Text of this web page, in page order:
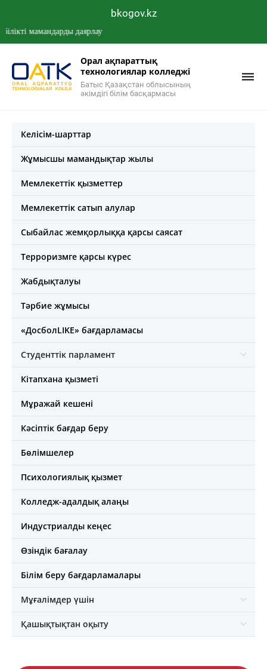
bkogov.kz
мамандарды даярлау
Орал ақпараттық
технологиялар колледжі
Батыс Қазақстан облысының
әкімдігі білім басқармасы
Келісім-шарттар
Жұмысшы мамандықтар жылы
Мемлекеттік қызметтер
Мемлекеттік сатып алулар
Сыбайлас жемқорлыққа қарсы саясат
Терроризмге қарсы күрес
Жабдықталуы
Тәрбие жұмысы
«ДосболLIKE» бағдарламасы
Студенттік парламент
Кітапхана қызметі
Мұражай кешені
Кәсіптік бағдар беру
Бөлімшелер
Психологиялық қызмет
Колледж-адалдық алаңы
Индустриалды кеңес
Өзіндік бағалау
Білім беру бағдарламалары
Мұғалімдер үшін
Қашықтықтан оқыту